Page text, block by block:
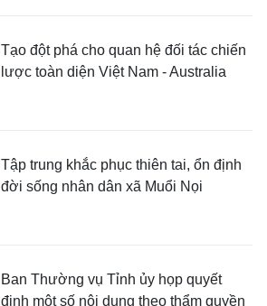
Tạo đột phá cho quan hệ đối tác chiến
lược toàn diện Việt Nam - Australia
Tập trung khắc phục thiên tai, ổn định
đời sống nhân dân xã Muổi Nọi
Ban Thường vụ Tỉnh ủy họp quyết
định một số nội dung theo thẩm quyền